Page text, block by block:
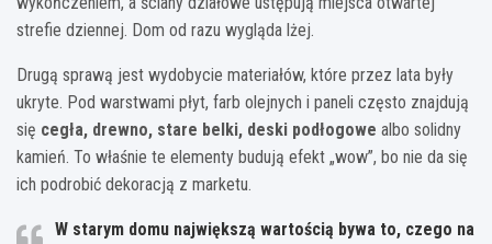
strefie dziennej. Dom od razu wygląda lżej.
Drugą sprawą jest wydobycie materiałów, które przez lata były
ukryte. Pod warstwami płyt, farb olejnych i paneli często znajdują
się cegła, drewno, stare belki, deski podłogowe albo solidny
kamień. To właśnie te elementy budują efekt „wow”, bo nie da się
ich podrobić dekoracją z marketu.
W starym domu największą wartością bywa to, czego na